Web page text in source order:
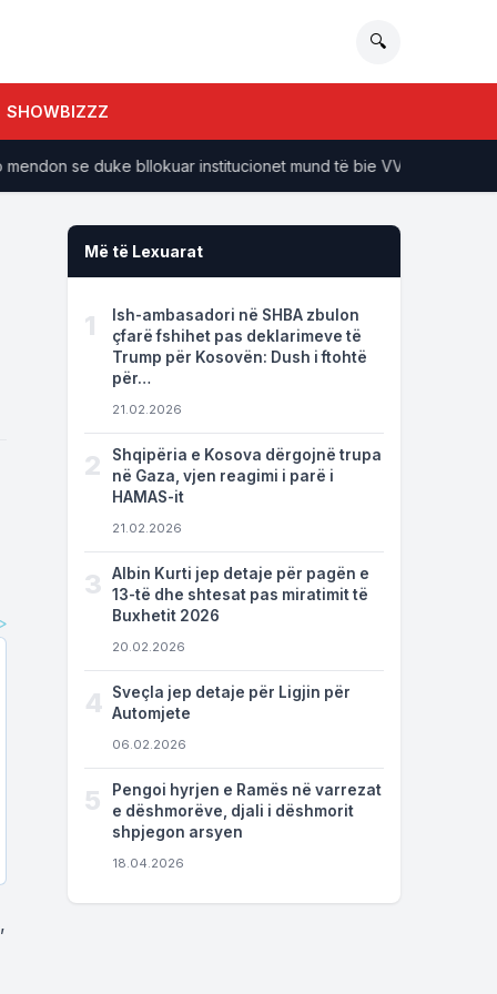
🔍
SHOWBIZZZ
se duke bllokuar institucionet mund të bie VV-ja
Më të Lexuarat
1
Ish-ambasadori në SHBA zbulon
çfarë fshihet pas deklarimeve të
Trump për Kosovën: Dush i ftohtë
për…
21.02.2026
2
Shqipëria e Kosova dërgojnë trupa
në Gaza, vjen reagimi i parë i
HAMAS-it
21.02.2026
3
Albin Kurti jep detaje për pagën e
13-të dhe shtesat pas miratimit të
Buxhetit 2026
20.02.2026
4
Sveçla jep detaje për Ligjin për
Automjete
06.02.2026
5
Pengoi hyrjen e Ramës në varrezat
e dëshmorëve, djali i dëshmorit
shpjegon arsyen
18.04.2026